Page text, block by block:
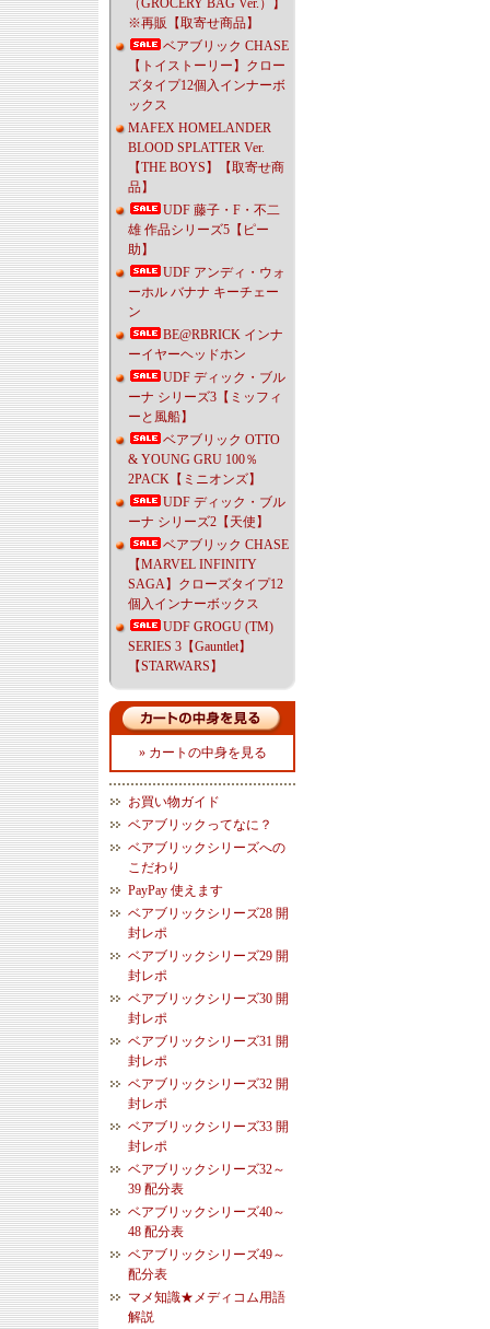
（GROCERY BAG Ver.）】
※再販【取寄せ商品】
ベアブリック CHASE
【トイストーリー】クロー
ズタイプ12個入インナーボ
ックス
MAFEX HOMELANDER
BLOOD SPLATTER Ver.
【THE BOYS】【取寄せ商
品】
UDF 藤子・F・不二
雄 作品シリーズ5【ピー
助】
UDF アンディ・ウォ
ーホル バナナ キーチェー
ン
BE@RBRICK インナ
ーイヤーヘッドホン
UDF ディック・ブル
ーナ シリーズ3【ミッフィ
ーと風船】
ベアブリック OTTO
& YOUNG GRU 100％
2PACK【ミニオンズ】
UDF ディック・ブル
ーナ シリーズ2【天使】
ベアブリック CHASE
【MARVEL INFINITY
SAGA】クローズタイプ12
個入インナーボックス
UDF GROGU (TM)
SERIES 3【Gauntlet】
【STARWARS】
» カートの中身を見る
お買い物ガイド
ベアブリックってなに？
ベアブリックシリーズへの
こだわり
PayPay 使えます
ベアブリックシリーズ28 開
封レポ
ベアブリックシリーズ29 開
封レポ
ベアブリックシリーズ30 開
封レポ
ベアブリックシリーズ31 開
封レポ
ベアブリックシリーズ32 開
封レポ
ベアブリックシリーズ33 開
封レポ
ベアブリックシリーズ32～
39 配分表
ベアブリックシリーズ40～
48 配分表
ベアブリックシリーズ49～
配分表
マメ知識★メディコム用語
解説